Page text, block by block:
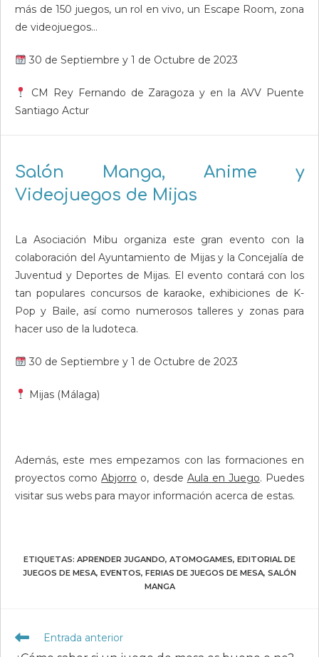
más de 150 juegos, un rol en vivo, un Escape Room, zona
de videojuegos…
30 de Septiembre y 1 de Octubre de 2023
CM Rey Fernando de Zaragoza y en la AVV Puente
Santiago Actur
Salón Manga, Anime y
Videojuegos de Mijas
La Asociación Mibu organiza este gran evento con la
colaboración del Ayuntamiento de Mijas y la Concejalía de
Juventud y Deportes de Mijas. El evento contará con los
tan populares concursos de karaoke, exhibiciones de K-
Pop y Baile, así como numerosos talleres y zonas para
hacer uso de la ludoteca.
30 de Septiembre y 1 de Octubre de 2023
Mijas (Málaga)
Además, este mes empezamos con las formaciones en
proyectos comoAbjorro o, desde Aula en Juego. Puedes
visitar sus webs para mayor información acerca de estas.
ETIQUETAS: APRENDER JUGANDO, ATOMOGAMES, EDITORIAL DE
JUEGOS DE MESA, EVENTOS, FERIAS DE JUEGOS DE MESA, SALÓN
MANGA
Leer
más
Entrada anterior